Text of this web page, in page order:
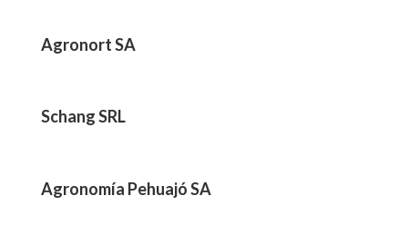
Agronort SA
Schang SRL
Agronomía Pehuajó SA